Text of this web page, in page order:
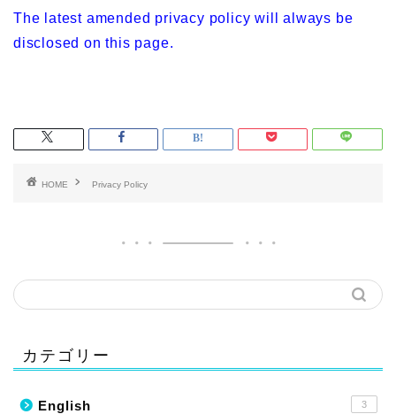
The latest amended privacy policy will always be
disclosed on this page.
HOME Privacy Policy
カテゴリー
English 3